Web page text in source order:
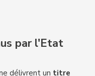
par l'Etat
délivrent un titre